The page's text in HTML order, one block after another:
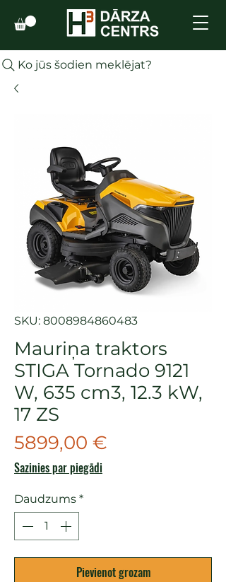
Ko jūs šodien meklējat?
SKU: 8008984860483
Mauriņa traktors
STIGA Tornado 9121
W, 635 cm3, 12.3 kW,
17 ZS
5899,00 €
Sazinies par piegādi
Daudzums *
Pievienot grozam